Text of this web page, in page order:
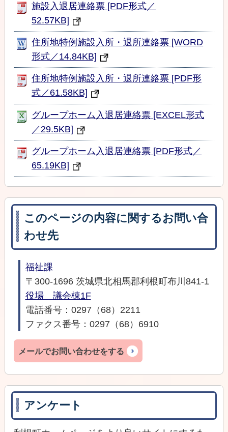
施設入退居連絡票 [PDF形式／
52.57KB]
住所地特例施設入所・退所連絡票 [WORD
形式／14.84KB]
住所地特例施設入所・退所連絡票 [PDF形
式／61.58KB]
グループホーム入退居連絡票 [EXCEL形式
／29.5KB]
グループホーム入退居連絡票 [PDF形式／
65.19KB]
このページの内容に関するお問い合
わせ先
福祉課
〒300-1696 茨城県北相馬郡利根町布川841-1
役場 議会棟1F
電話番号：0297（68）2211
ファクス番号：0297（68）6910
メールでお問い合わせをする
アンケート